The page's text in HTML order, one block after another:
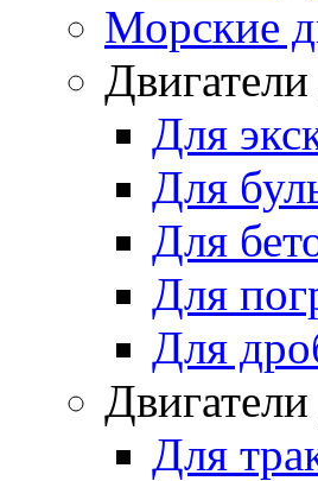
Морские
Для
Для
Для
Для
Для
Для